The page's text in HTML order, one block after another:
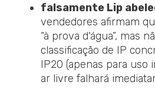
falsamente Lip
vendedores afirmam
“à prova d'água”, mas
classificação de IP
IP20 (apenas para uso
ar livre falhará